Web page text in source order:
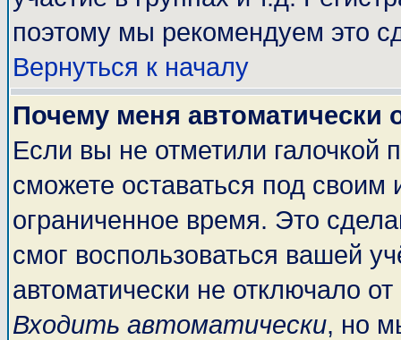
поэтому мы рекомендуем это
Вернуться к началу
Почему меня автоматически
Если вы не отметили галочкой
сможете оставаться под
ограниченное время. Это
смог воспользоваться вашей
автоматически не отключало
Входить автоматически, но